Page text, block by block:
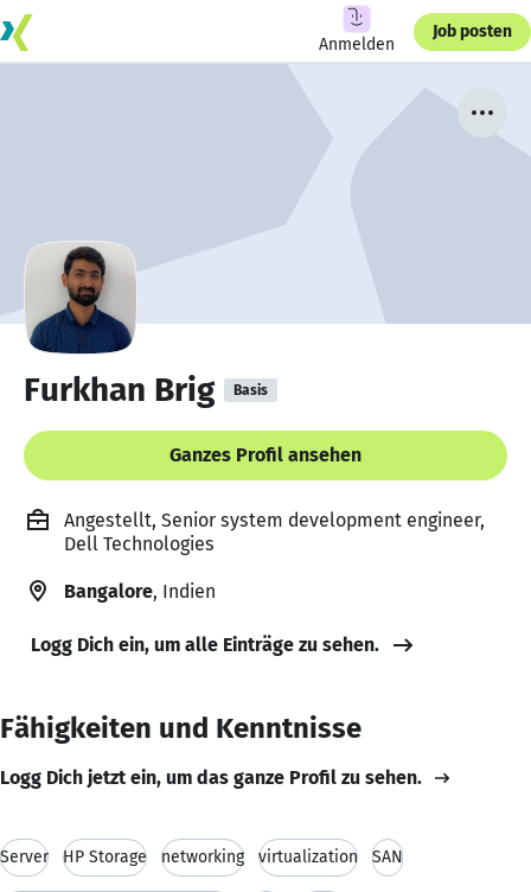
Anmelden
Job posten
Furkhan Brig Basis
Ganzes Profil ansehen
Angestellt, Senior system development engineer,
Dell Technologies
Bangalore, Indien
Logg Dich ein, um alle Einträge zu sehen.
Fähigkeiten und Kenntnisse
Logg Dich jetzt ein, um das ganze Profil zu sehen.
Server HP Storage networking virtualization SAN